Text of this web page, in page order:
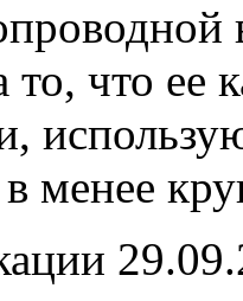
то, что ее
менее